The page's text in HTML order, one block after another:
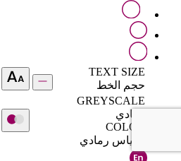
TEXT SIZE
حجم الخط
GREYSCALE
رمادي
COLOR
مقياس رمادي